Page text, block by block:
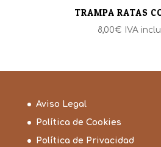
TRAMPA RATAS
8,00€ IVA
Aviso Legal
Política de Cookies
Política de Privacidad